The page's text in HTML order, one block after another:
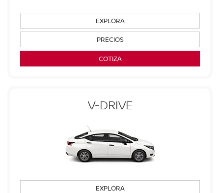
EXPLORA
PRECIOS
COTIZA
V-DRIVE
EXPLORA